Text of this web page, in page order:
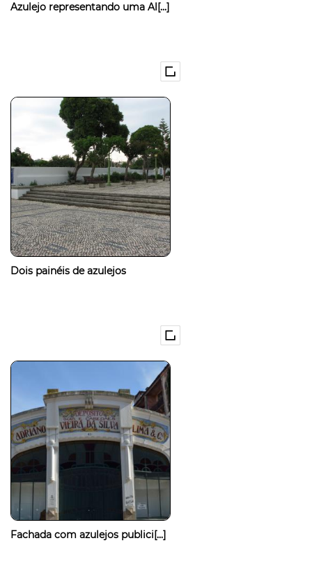
Azulejo representando uma Al[...]
Dois painéis de azulejos
Fachada com azulejos publici[...]